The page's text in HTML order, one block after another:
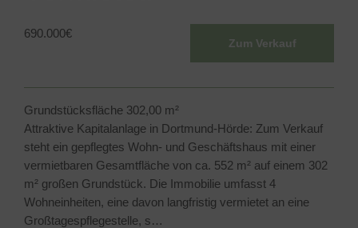
690.000€
Zum Verkauf
Grundstücksfläche 302,00 m²
Attraktive Kapitalanlage in Dortmund-Hörde: Zum Verkauf
steht ein gepflegtes Wohn- und Geschäftshaus mit einer
vermietbaren Gesamtfläche von ca. 552 m² auf einem 302
m² großen Grundstück. Die Immobilie umfasst 4
Wohneinheiten, eine davon langfristig vermietet an eine
Großtagespflegestelle, s…